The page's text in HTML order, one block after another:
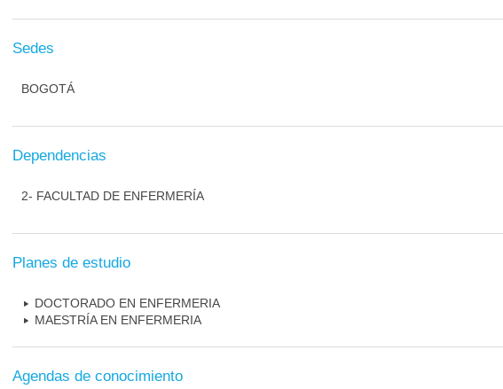
Sedes
BOGOTÁ
Dependencias
2- FACULTAD DE ENFERMERÍA
Planes de estudio
DOCTORADO EN ENFERMERIA
MAESTRÍA EN ENFERMERIA
Agendas de conocimiento